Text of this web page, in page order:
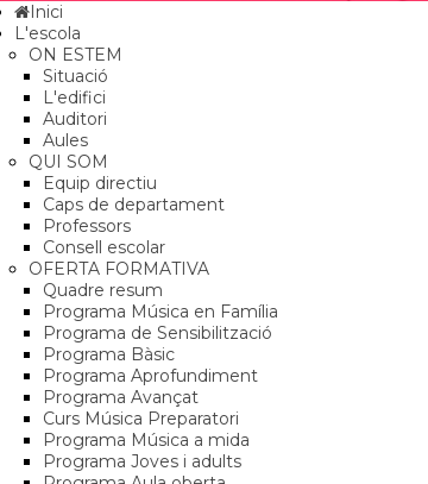
Inici
L'escola
ON ESTEM
Situació
L'edifici
Auditori
Aules
QUI SOM
Equip directiu
Caps de departament
Professors
Consell escolar
OFERTA FORMATIVA
Quadre resum
Programa Música en Família
Programa de Sensibilització
Programa Bàsic
Programa Aprofundiment
Programa Avançat
Curs Música Preparatori
Programa Música a mida
Programa Joves i adults